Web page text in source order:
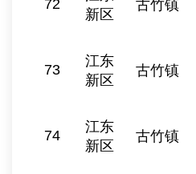
72
新区
古竹镇
73
江东
新区
古竹镇
74
江东
新区
古竹镇